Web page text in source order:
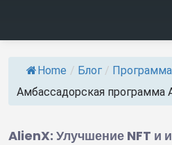
Home / Блог /
Амбассадорская программа
AlienX: Улучшение NFT и